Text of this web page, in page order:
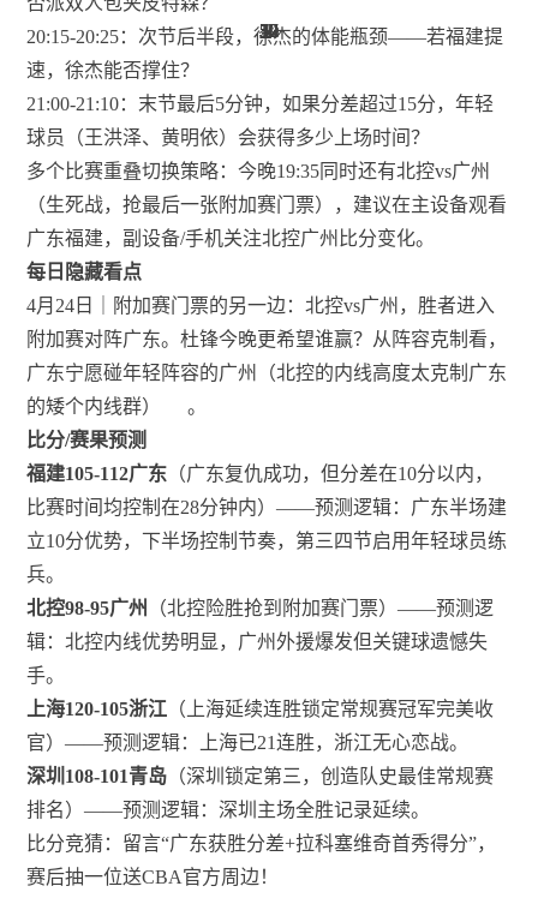
52
30
52
52
52
52
52
52
19
52
30
1
14
20:15-20:25：次节后半段，徐杰的体能瓶颈——若福建提
速，徐杰能否撑住？
21:00-21:10：末节最后5分钟，如果分差超过15分，年轻
球员（王洪泽、黄明依）会获得多少上场时间？
27
多个比赛重叠切换策略：今晚19:35同时还有北控vs广州
（生死战，抢最后一张附加赛门票），建议在主设备观看
广东福建，副设备/手机关注北控广州比分变化。
30
每日隐藏看点
4月24日｜附加赛门票的另一边：北控vs广州，胜者进入
附加赛对阵广东。杜锋今晚更希望谁赢？从阵容克制看，
广东宁愿碰年轻阵容的广州（北控的内线高度太克制广东
的矮个内线群）
30
。
比分/赛果预测
福建105-112广东 （广东复仇成功，但分差在10分以内，
比赛时间均控制在28分钟内）——预测逻辑：广东半场建
立10分优势，下半场控制节奏，第三四节启用年轻球员练
兵。
北控98-95广州
（北控险胜抢到附加赛门票）——预测逻
辑：北控内线优势明显，广州外援爆发但关键球遗憾失
手。
30
上海120-105浙江 （上海延续连胜锁定常规赛冠军完美收
官）——预测逻辑：上海已21连胜，浙江无心恋战。
深圳108-101青岛 （深圳锁定第三，创造队史最佳常规赛
排名）——预测逻辑：深圳主场全胜记录延续。
2
比分竞猜：留言“广东获胜分差+拉科塞维奇首秀得分”，
赛后抽一位送CBA官方周边！